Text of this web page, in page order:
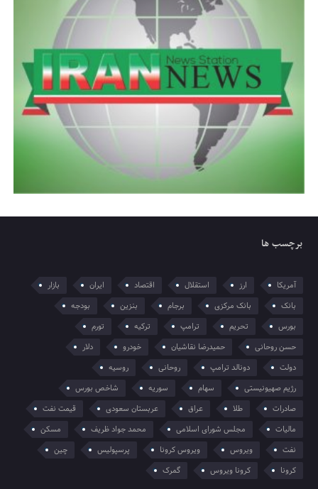
برچسب ها
آمریکا ارز استقلال اقتصاد ایران
بازار
بانک
بانک مرکزی برجام بنزین
بودجه
بورس
تحریم ترامپ ترکیه
تورم
حسن روحانی
حمیدرضا نقاشیان خودرو
دلار
دولت
دونالد ترامپ روحانی
روسیه
رژیم صهیونیستی
سهام سوریه
شاخص بورس
صادرات
طلا عراق عربستان سعودی
قیمت نفت
مالیات
مجلس شورای اسلامی محمد جواد ظریف
مسکن
نفت
ویروس ویروس کرونا پرسپولیس
چین
کرونا
کرونا ویروس گمرک